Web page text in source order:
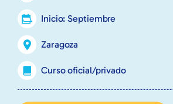
Inicio: Septiembre
Zaragoza
Curso oficial/privado